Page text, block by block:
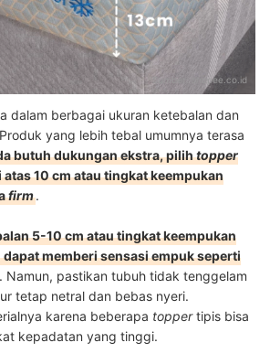
Sumber: shopee.co.id
dalam berbagai ukuran ketebalan dan
yang lebih tebal umumnya terasa
butuh dukungan ekstra, pilihtopper
10 cm atau tingkat keempukan
firm.
5-10 cm atau tingkat keempukan
memberi sensasi empuk seperti
. Namun, pastikan tubuh tidak tenggelam
tetap netral dan bebas nyeri.
karena beberapa toppertipis bisa
kepadatan yang tinggi.